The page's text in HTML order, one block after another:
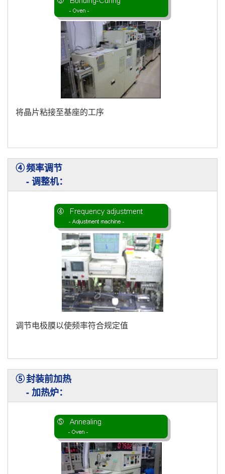
将晶片粘接至基座的工序
④频率调节
- 调整机：
调节电极膜以使频率符合规定值
⑤封装前加热
- 加热炉：